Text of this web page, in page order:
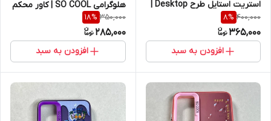
کاور نیمه‌شفاف با محافظ لنز
سفید SO COOL (نقد و اقساط)
400,000
8%
365,000
افزودن به سبد
هلوگرامی SO COOL | کاور محکم
و درجه ۱ با فریم لنز برجسته (نقد
و اقساط)
350,000
18%
285,000
افزودن به سبد